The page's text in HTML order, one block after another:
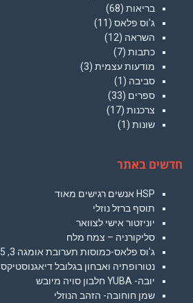
בריאות (68)
ג'וס פלאס (11)
השראה (12)
כתבות (7)
מודעות עצמית (3)
סביבה (1)
ספרים (33)
צרכנות (17)
שונות (1)
חדשים באתר
HSP אנשים רגישים מאוד
תוסף ברזל נוזלי
יוניזטור אישי לצוואר
סליקורניה – צמח מלח
ג'וס פלאס-כמוסות תערובת אומגה 3, 5, 6, 7, ו-9
נטורופתיה ואבחון בגלובל דיאגנוסטיקס
יובה- YUBA חלבון סויה מיובש
שמן חוחובה- הזהב הנוזלי